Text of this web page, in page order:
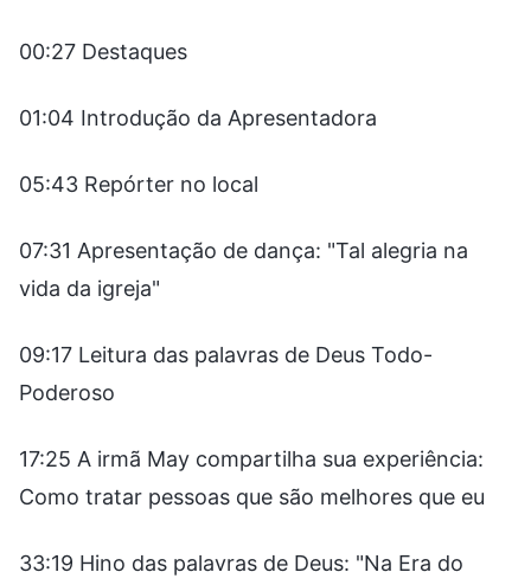
00:27 Destaques
01:04 Introdução da Apresentadora
05:43 Repórter no local
07:31 Apresentação de dança: "Tal alegria na
vida da igreja"
09:17 Leitura das palavras de Deus Todo-
Poderoso
17:25 A irmã May compartilha sua experiência:
Como tratar pessoas que são melhores que eu
33:19 Hino das palavras de Deus: "Na Era do